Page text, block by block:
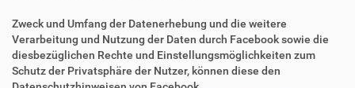
Zweck und Umfang der Datenerhebung und die weitere
Verarbeitung und Nutzung der Daten durch Facebook sowie die
diesbezüglichen Rechte und Einstellungsmöglichkeiten zum
Schutz der Privatsphäre der Nutzer, können diese den